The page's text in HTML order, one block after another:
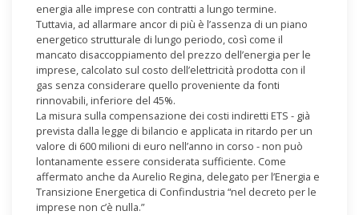
energia alle imprese con contratti a lungo termine.
Tuttavia, ad allarmare ancor di più è l’assenza di un piano
energetico strutturale di lungo periodo, così come il
mancato disaccoppiamento del prezzo dell’energia per le
imprese, calcolato sul costo dell’elettricità prodotta con il
gas senza considerare quello proveniente da fonti
rinnovabili, inferiore del 45%.
La misura sulla compensazione dei costi indiretti ETS - già
prevista dalla legge di bilancio e applicata in ritardo per un
valore di 600 milioni di euro nell’anno in corso - non può
lontanamente essere considerata sufficiente. Come
affermato anche da Aurelio Regina, delegato per l’Energia e
Transizione Energetica di Confindustria “nel decreto per le
imprese non c’è nulla.”